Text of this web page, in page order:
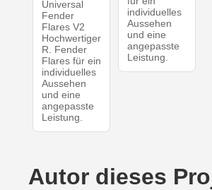
Universal
Fender
Flares V2
Hochwertiger
R. Fender
Flares für ein
individuelles
Aussehen
und eine
angepasste
Leistung.
individuelles
Aussehen
und eine
angepasste
Leistung.
Autor dieses